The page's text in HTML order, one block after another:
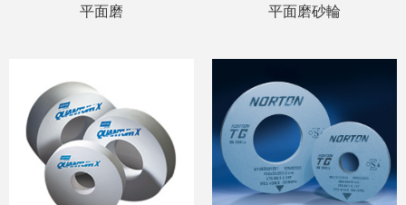
平面磨 平面磨砂輪